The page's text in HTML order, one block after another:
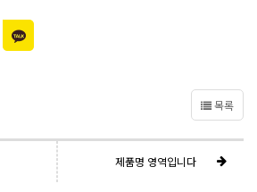
목록
제품명 영역입니다